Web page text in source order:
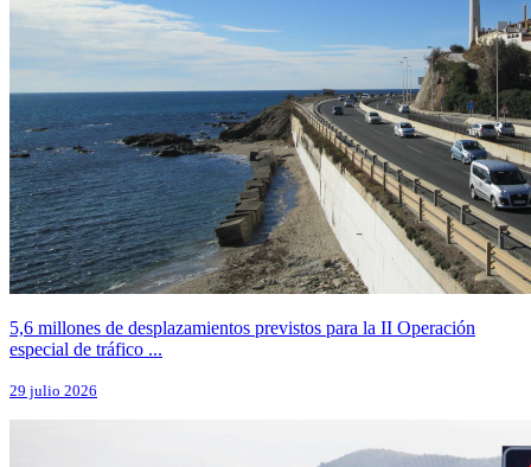
5,6 millones de desplazamientos previstos para la II Operación
especial de tráfico ...
29 julio 2026